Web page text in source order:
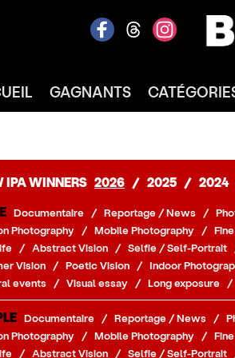
GAGNANTS
IPA WINNERS 2026 / 2025 / 2024
Documentaire / Reportage / News /
Photography
/ Mobile Photography /
/ Abstract Vision / Selfie / Self-Portrait
Vision
/ Poetic Vision / Indoor
events
/ Visual essay / Long exposure /
Documentaire / Reportage / News /
Photography
/ Mobile Photography /
/ Abstract Vision / Selfie / Self-Portrait